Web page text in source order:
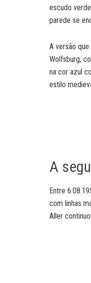
escudo
parede se
A versão
Wolfsburg,
na cor azul
estilo
A
Entre
com linhas
Aller